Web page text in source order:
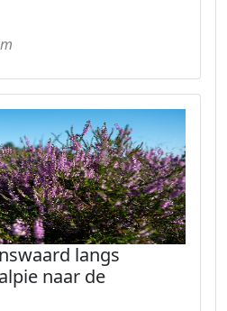
langs
naar de